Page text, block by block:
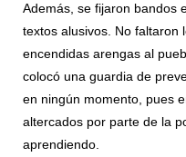
Además, se fijaron bandos
textos alusivos. No faltaron
encendidas arengas al
colocó una guardia de
en ningún momento, pues
altercados por parte de la
aprendiendo.